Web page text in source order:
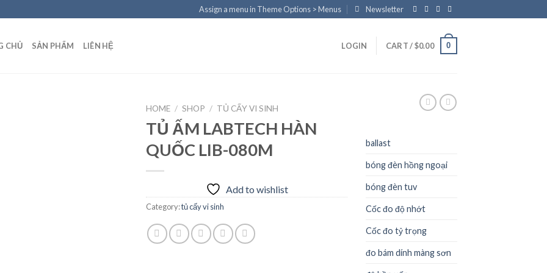
Assign a menu in Theme Options > Menus Newsletter
CHỦ SẢN PHẨM LIÊN HỆ LOGIN CART /$0.00 0
HOME / SHOP / TỦ CẤY VI SINH
TỦ ẤM LABTECH HÀN
QUỐC LIB-080M
Add to wishlist
Category:tủ cấy vi sinh
ballast
bóng đèn hồng ngoại
bóng đèn tuv
Cốc đo độ nhớt
Cốc đo tỷ trọng
đo bám dính màng sơn